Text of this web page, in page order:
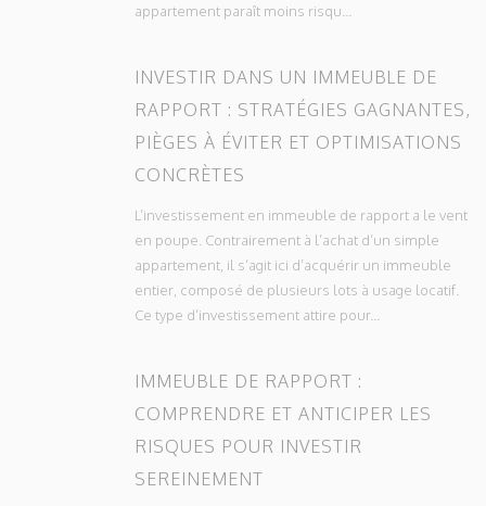
appartement paraît moins risqu...
INVESTIR DANS UN IMMEUBLE DE
RAPPORT : STRATÉGIES GAGNANTES,
PIÈGES À ÉVITER ET OPTIMISATIONS
CONCRÈTES
L’investissement en immeuble de rapport a le vent
en poupe. Contrairement à l’achat d’un simple
appartement, il s’agit ici d’acquérir un immeuble
entier, composé de plusieurs lots à usage locatif.
Ce type d’investissement attire pour...
IMMEUBLE DE RAPPORT :
COMPRENDRE ET ANTICIPER LES
RISQUES POUR INVESTIR
SEREINEMENT